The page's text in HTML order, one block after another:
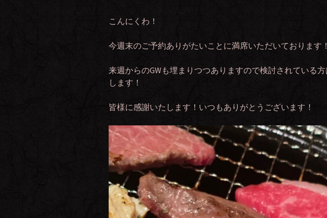
こんにくわ！
今週末のご予約ありがたいことに満席いただいております
来週からのGWも埋まりつつありますので検討されている
します！
皆様に感謝いたします！いつもありがとうございます！